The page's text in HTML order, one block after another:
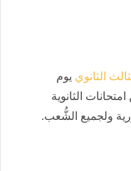
الثانوي يوم
من امتحانات الثانوية